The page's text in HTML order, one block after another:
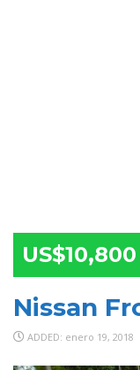
US$10,800
Nissan
ADDED: enero 19, 2018